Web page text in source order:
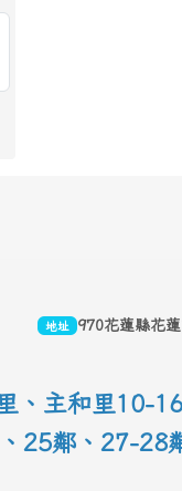
地址 970花蓮縣花
、主和里10-
25鄰、 27-28